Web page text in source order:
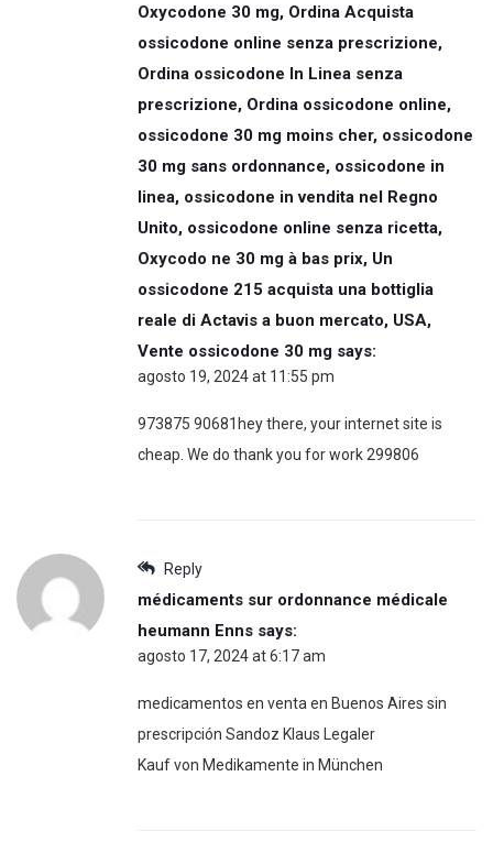
Oxycodone 30 mg, Ordina Acquista
ossicodone online senza prescrizione,
Ordina ossicodone In Linea senza
prescrizione, Ordina ossicodone online,
ossicodone 30 mg moins cher, ossicodone
30 mg sans ordonnance, ossicodone in
linea, ossicodone in vendita nel Regno
Unito, ossicodone online senza ricetta,
Oxycodo ne 30 mg à bas prix, Un
ossicodone 215 acquista una bottiglia
reale di Actavis a buon mercato, USA,
Vente ossicodone 30 mg says:
agosto 19, 2024 at 11:55 pm
973875 90681hey there, your internet site is
cheap. We do thank you for work 299806
Reply
médicaments sur ordonnance médicale
heumann Enns says:
agosto 17, 2024 at 6:17 am
medicamentos en venta en Buenos Aires sin
prescripción Sandoz Klaus Legaler
Kauf von Medikamente in München